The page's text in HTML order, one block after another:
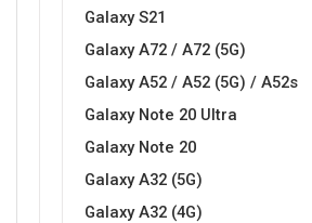
Galaxy S21
Galaxy A72 / A72 (5G)
Galaxy A52 / A52 (5G) / A52s
Galaxy Note 20 Ultra
Galaxy Note 20
Galaxy A32 (5G)
Galaxy A32 (4G)
MarbleMania